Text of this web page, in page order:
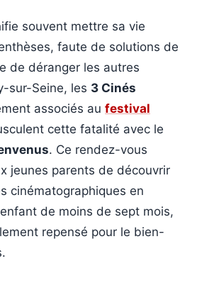
souvent mettre sa vie
faute de solutions de
de déranger les autres
sur-Seine, les 3 Cinés
associés au festival
cette fatalité avec le
. Ce rendez-vous
jeunes parents de découvrir
cinématographiques en
de moins de sept mois,
repensé pour le bien-